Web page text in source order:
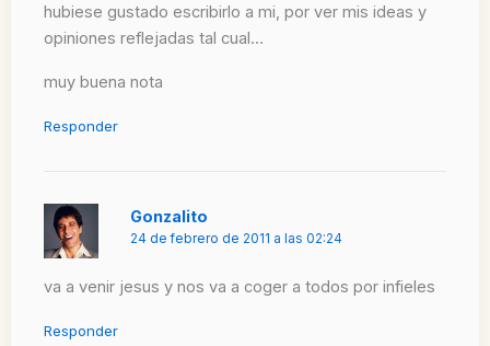
hubiese gustado escribirlo a mi, por ver mis ideas y
opiniones reflejadas tal cual…
muy buena nota
Responder
Gonzalito
24 de febrero de 2011 a las 02:24
va a venir jesus y nos va a coger a todos por infieles
Responder